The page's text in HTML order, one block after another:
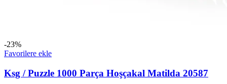
-23%
Favorilere ekle
Ksg / Puzzle 1000 Parça Hoşçakal Matilda 20587